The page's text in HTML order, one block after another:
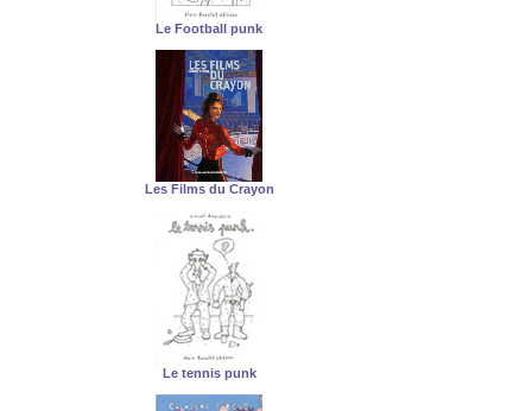
Le Football punk
Les Films du Crayon
Le tennis punk